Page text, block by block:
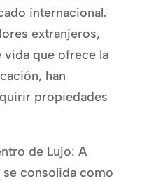
internacional.
extranjeros,
que ofrece la
han
propiedades
de Lujo: A
consolida como